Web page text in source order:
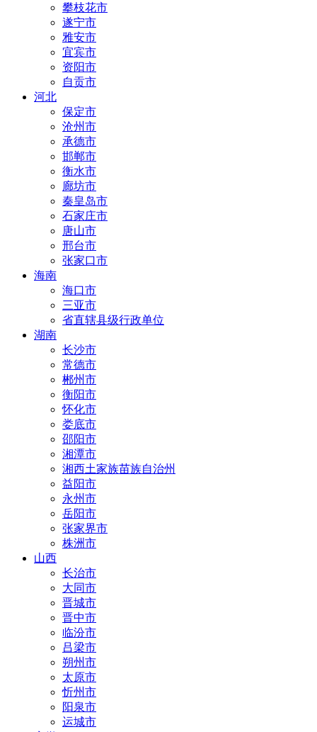
攀枝花市
遂宁市
雅安市
宜宾市
资阳市
自贡市
河北
保定市
沧州市
承德市
邯郸市
衡水市
廊坊市
秦皇岛市
石家庄市
唐山市
邢台市
张家口市
海南
海口市
三亚市
省直辖县级行政单位
湖南
长沙市
常德市
郴州市
衡阳市
怀化市
娄底市
邵阳市
湘潭市
湘西土家族苗族自治州
益阳市
永州市
岳阳市
张家界市
株洲市
山西
长治市
大同市
晋城市
晋中市
临汾市
吕梁市
朔州市
太原市
忻州市
阳泉市
运城市